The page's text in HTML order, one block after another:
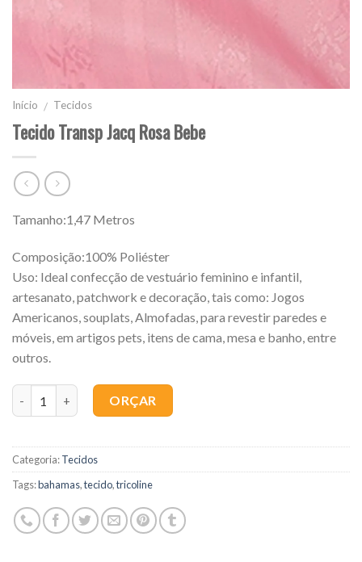
Início / Tecidos
Tecido Transp Jacq Rosa Bebe
Tamanho:1,47 Metros
Composição:100% Poliéster
Uso: Ideal confecção de vestuário feminino e infantil,
artesanato, patchwork e decoração, tais como: Jogos
Americanos, souplats, Almofadas, para revestir paredes e
móveis, em artigos pets, itens de cama, mesa e banho, entre
outros.
ORÇAR
Categoria:Tecidos
Tags:bahamas,tecido,tricoline